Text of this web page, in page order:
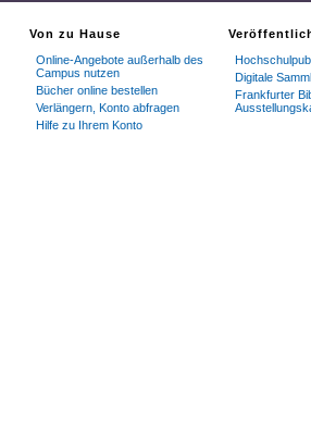
Von zu Hause
Online-Angebote außerhalb des
Campus nutzen
Bücher online bestellen
Verlängern, Konto abfragen
Hilfe zu Ihrem Konto
Digitale
Frankfurter